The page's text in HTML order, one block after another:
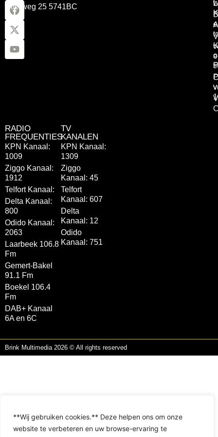
**Wij gebruiken cookies.** Deze helpen ons om onze
website te verbeteren en uw browse-ervaring te
Otterweg 25 5741BC
RADIO
FREQUENTIES
KPN Kanaal:
1009
Ziggo Kanaal:
1912
Telfort Kanaal:
Delta Kanaal:
800
Odido Kanaal:
2063
Laarbeek 106.8
Fm
Gemert-Bakel
91.1 Fm
Boekel 106.4
Fm
DAB+ Kanaal
6A en 6C
TV
KANALEN
KPN Kanaal:
1309
Ziggo
Kanaal: 45
Telfort
Kanaal: 607
Delta
Kanaal: 12
Odido
Kanaal: 751
Brink Multimedia 2026 © All rights reserved